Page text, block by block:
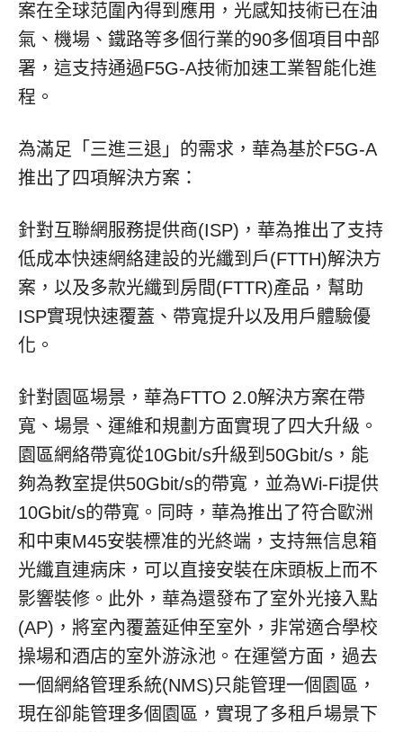
案在全球范圍內得到應用，光感知技術已在油
氣、機場、鐵路等多個行業的90多個項目中部
署，這支持通過F5G-A技術加速工業智能化進
程。
為滿足「三進三退」的需求，華為基於F5G-A
推出了四項解決方案：
針對互聯網服務提供商(ISP)，華為推出了支持
低成本快速網絡建設的光纖到戶(FTTH)解決方
案，以及多款光纖到房間(FTTR)產品，幫助
ISP實現快速覆蓋、帶寬提升以及用戶體驗優
化。
針對園區場景，華為FTTO 2.0解決方案在帶
寬、場景、運維和規劃方面實現了四大升級。
園區網絡帶寬從10Gbit/s升級到50Gbit/s，能
夠為教室提供50Gbit/s的帶寬，並為Wi-Fi提供
10Gbit/s的帶寬。同時，華為推出了符合歐洲
和中東M45安裝標准的光終端，支持無信息箱
光纖直連病床，可以直接安裝在床頭板上而不
影響裝修。此外，華為還發布了室外光接入點
(AP)，將室內覆蓋延伸至室外，非常適合學校
操場和酒店的室外游泳池。在運營方面，過去
一個網絡管理系統(NMS)只能管理一個園區，
現在卻能管理多個園區，實現了多租戶場景下